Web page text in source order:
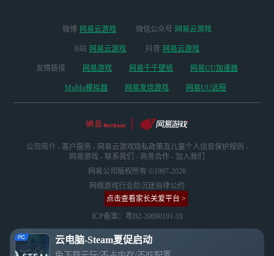
云电脑-Steam夏促启动
微博 网易云游戏 微信公众号 网易云游戏
B站 网易云游戏 抖音 网易云游戏
友情链接 网易游戏 网易千千壁纸 网易UU加速器
MuMu模拟器 网易发烧游戏 网易UU远程
公司简介 - 客户服务 - 网易云游戏隐私政策及儿童个人信息保护规则 -
网易游戏 - 联系我们 - 商务合作 - 加入我们
网易公司版权所有 ©1997-2026
网络游戏行业防沉迷自律公约
点击查看家长关爱平台 >
ICP备案：粤B2-20090191-18